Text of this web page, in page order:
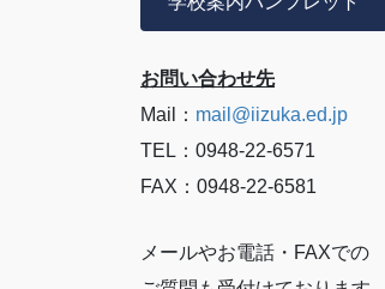
お問い合わせ先
Mail： mail@iizuka.ed.jp
TEL：0948-22-6571
FAX：0948-22-6581
メールやお電話・FAXでの